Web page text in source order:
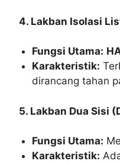
4. Lakban Isolasi
Fungsi Utama:
Karakteristik:
dirancang tahan
5. Lakban Dua Sisi
Fungsi Utama:
Karakteristik: